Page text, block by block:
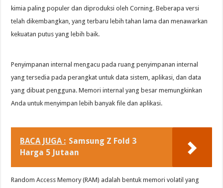
kimia paling populer dan diproduksi oleh Corning. Beberapa versi
telah dikembangkan, yang terbaru lebih tahan lama dan menawarkan
kekuatan putus yang lebih baik.
Penyimpanan internal mengacu pada ruang penyimpanan internal
yang tersedia pada perangkat untuk data sistem, aplikasi, dan data
yang dibuat pengguna. Memori internal yang besar memungkinkan
Anda untuk menyimpan lebih banyak file dan aplikasi.
BACA JUGA : Samsung Z Fold 3
Harga 5 Jutaan
Random Access Memory (RAM) adalah bentuk memori volatil yang